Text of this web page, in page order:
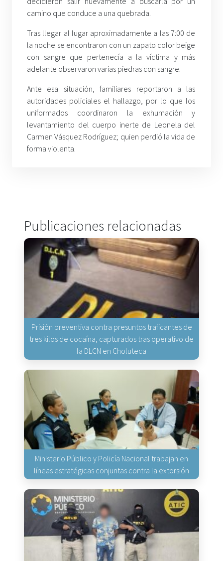
camino que conduce a una quebrada.
Tras llegar al lugar aproximadamente a las 7:00 de
la noche se encontraron con un zapato color beige
con sangre que pertenecía a la víctima y más
adelante observaron varias piedras con sangre.
Ante esa situación, familiares reportaron a las
autoridades policiales el hallazgo, por lo que los
uniformados coordinaron la exhumación y
levantamiento del cuerpo inerte de Leonela del
Carmen Vásquez Rodríguez; quien perdió la vida de
forma violenta.
Publicaciones relacionadas
Prisión preventiva contra presuntos traficantes de
tres kilos de cocaína, capturados tras operativo de
la DLCN en Choluteca
Ministerio Público y Policía Nacional trabajan en
líneas estratégicas conjuntas contra la extorsión